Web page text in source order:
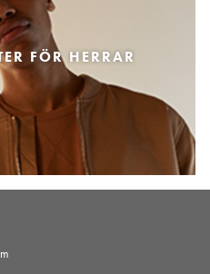
FÖR HERRAR